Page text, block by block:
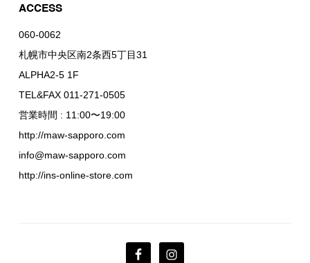
ACCESS
060-0062
札幌市中央区南2条西5丁目31
ALPHA2-5 1F
TEL&FAX 011-271-0505
営業時間 : 11:00〜19:00
http://maw-sapporo.com
info@maw-sapporo.com
http://ins-online-store.com